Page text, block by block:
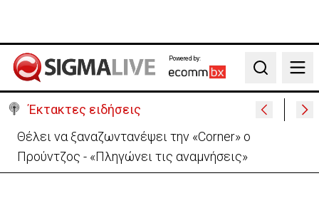
Powered by:
Search
Έκτακτες ειδήσεις
Χειροπέδες σε μοναχό για απόπειρα φόνου-
Μαχαίρωσε στο λαιμό 53χρονο